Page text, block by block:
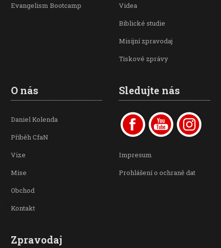
Evangelism Bootcamp
Videa
Biblické studie
Misijní zpravodaj
Tiskové zprávy
O nás
Daniel Kolenda
Příběh CfaN
Vize
Mise
Obchod
Kontakt
Sledujte nás
Impresum
Prohlášení o ochraně dat
Zpravodaj